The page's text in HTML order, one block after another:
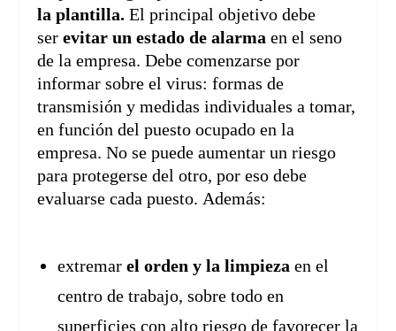
la plantilla. El principal objetivo debe
serevitar un estado de alarma en el seno
de la empresa. Debe comenzarse por
informar sobre el virus: formas de
transmisión y medidas individuales a tomar,
en función del puesto ocupado en la
empresa. No se puede aumentar un riesgo
para protegerse del otro, por eso debe
evaluarse cada puesto. Además:
extremarel orden y la limpieza en el
centro de trabajo, sobre todo en
superficies con alto riesgo de favorecer la